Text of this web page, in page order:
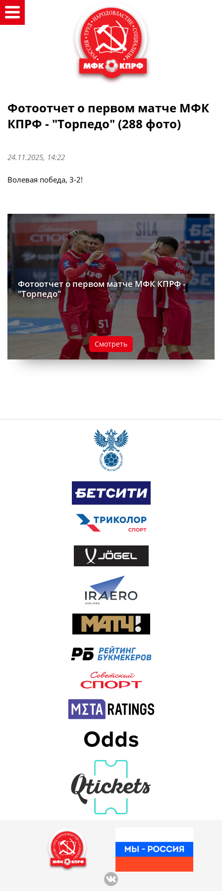
Фотоотчет о первом матче МФК
КПРФ - "Торпедо" (288 фото)
24.11.2025, 14:22
Волевая победа, 3-2!
Фотоотчет о первом матче МФК КПРФ -
"Торпедо"
Смотреть